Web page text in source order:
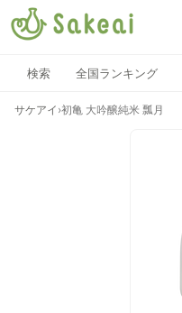
検索 全国ランキング
サケアイ ›初亀 大吟醸純米 瓢月